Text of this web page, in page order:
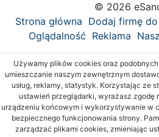
© 2026
Strona główna Dodaj firmę
Oglądalność Reklama
Używamy plików cookies oraz
umieszczanie naszym zewnętrznym
usług, reklamy, statystyk. Korzystając ze
ustawień przeglądarki, wyrażasz zgodę
urządzeniu końcowym i wykorzystywanie w
bezpiecznego funkcjonowania strony.
zarządzać plikami cookies, zmieniając